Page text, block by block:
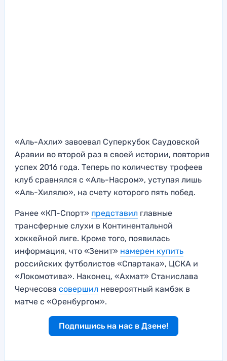
«Аль-Ахли» завоевал Суперкубок Саудовской
Аравии во второй раз в своей истории, повторив
успех 2016 года. Теперь по количеству трофеев
клуб сравнялся с «Аль-Насром», уступая лишь
«Аль-Хилялю», на счету которого пять побед.
Ранее «КП-Спорт» представил главные
трансферные слухи в Континентальной
хоккейной лиге. Кроме того, появилась
информация, что «Зенит» намерен купить
российских футболистов «Спартака», ЦСКА и
«Локомотива». Наконец, «Ахмат» Станислава
Черчесова совершил невероятный камбэк в
матче с «Оренбургом».
Подпишись на нас в Дзене!